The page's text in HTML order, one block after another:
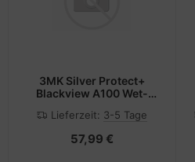
3MK Silver Protect+
Blackview A100 Wet-
Film
Lieferzeit: 3-5 Tage
57,99 €